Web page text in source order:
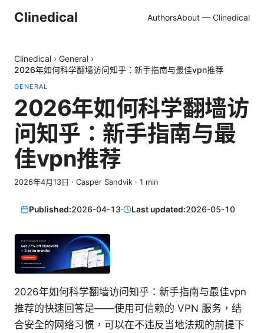
Clinedical AuthorsAbout — Clinedical
Clinedical › General ›
2026年如何科学翻墙访问知乎：新手指南与最佳vpn推荐
GENERAL
2026年如何科学翻墙访
问知乎：新手指南与最
佳vpn推荐
2026年4月13日 · Casper Sandvik · 1 min
Published:2026-04-13· Last updated:2026-05-10
2026年如何科学翻墙访问知乎：新手指南与最佳vpn
推荐的快速回答是——使用可信赖的 VPN 服务，结
合安全的网络习惯，可以在不违反当地法规的前提下